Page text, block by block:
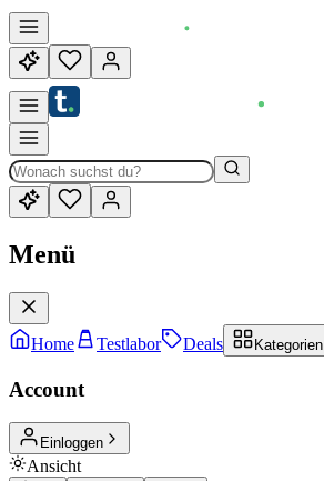
Menü
Home Testlabor Deals Kategorien
Account
Einloggen
Ansicht